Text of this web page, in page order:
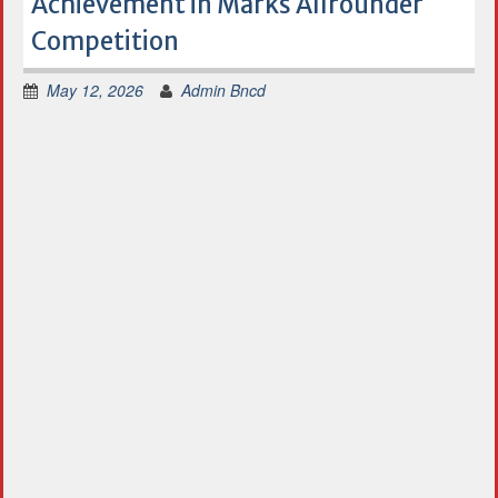
Competition
May 12, 2026 Admin Bncd